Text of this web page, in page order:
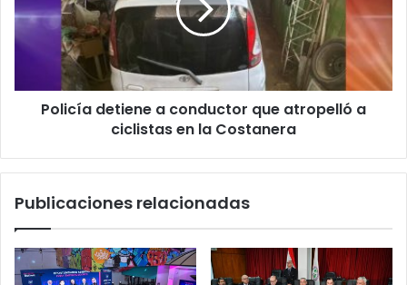
Policía detiene a conductor que atropelló a
ciclistas en la Costanera
Publicaciones relacionadas